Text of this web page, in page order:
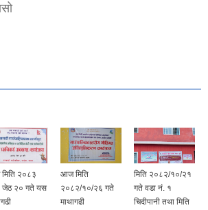
२०८३
जेठ २० गते यस
आज मिति
२०८२/१०/२६ गते
माथागढी
मिति २०८२/१०/२१
गते वडा नं. १
चिदीपानी तथा मिति